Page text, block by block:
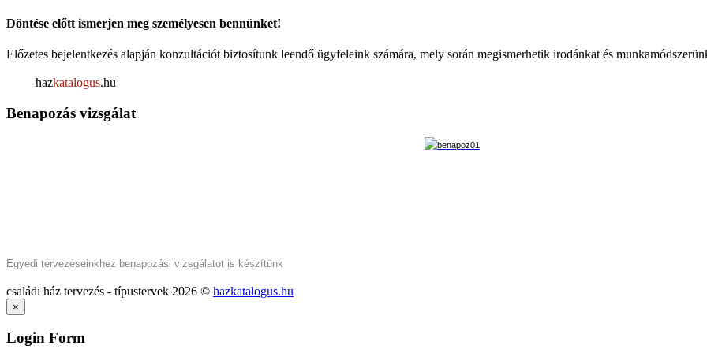
Döntése előtt ismerjen meg személyesen bennünket!
Előzetes bejelentkezés alapján konzultációt biztosítunk leendő ügyfeleink számára, mely során megismerhetik irodánkat és
hazkatalogus.hu
Benapozás vizsgálat
Egyedi tervezéseinkhez benapozási vizsgálatot is készítünk
családi ház tervezés - típustervek 2026 © hazkatalogus.hu
×
Login Form